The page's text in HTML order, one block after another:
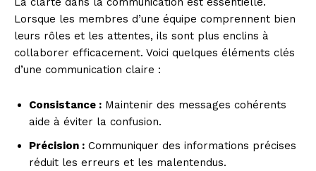
Lorsque les membres d’une équipe comprennent bien
leurs rôles et les attentes, ils sont plus enclins à
collaborer efficacement. Voici quelques éléments clés
d’une communication claire :
Consistance : Maintenir des messages cohérents
aide à éviter la confusion.
Précision : Communiquer des informations précises
réduit les erreurs et les malentendus.